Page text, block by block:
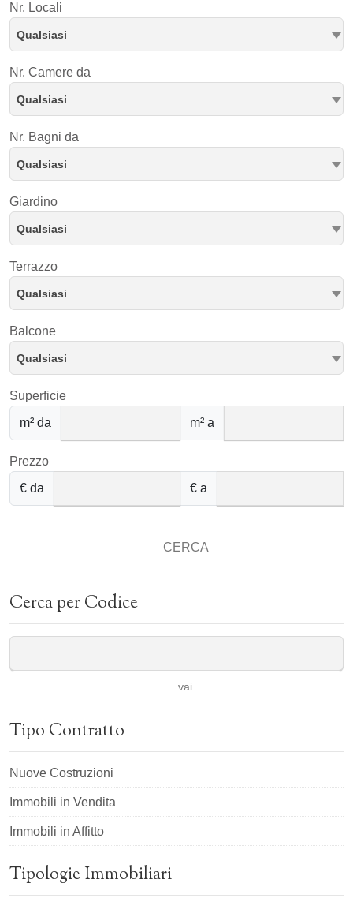
Nr. Locali
Qualsiasi
Nr. Camere da
Qualsiasi
Nr. Bagni da
Qualsiasi
Giardino
Qualsiasi
Terrazzo
Qualsiasi
Balcone
Qualsiasi
Superficie
m² da
m² a
Prezzo
€ da
€ a
CERCA
Cerca per Codice
vai
Tipo Contratto
Nuove Costruzioni
Immobili in Vendita
Immobili in Affitto
Tipologie Immobiliari